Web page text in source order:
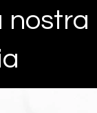
nostra